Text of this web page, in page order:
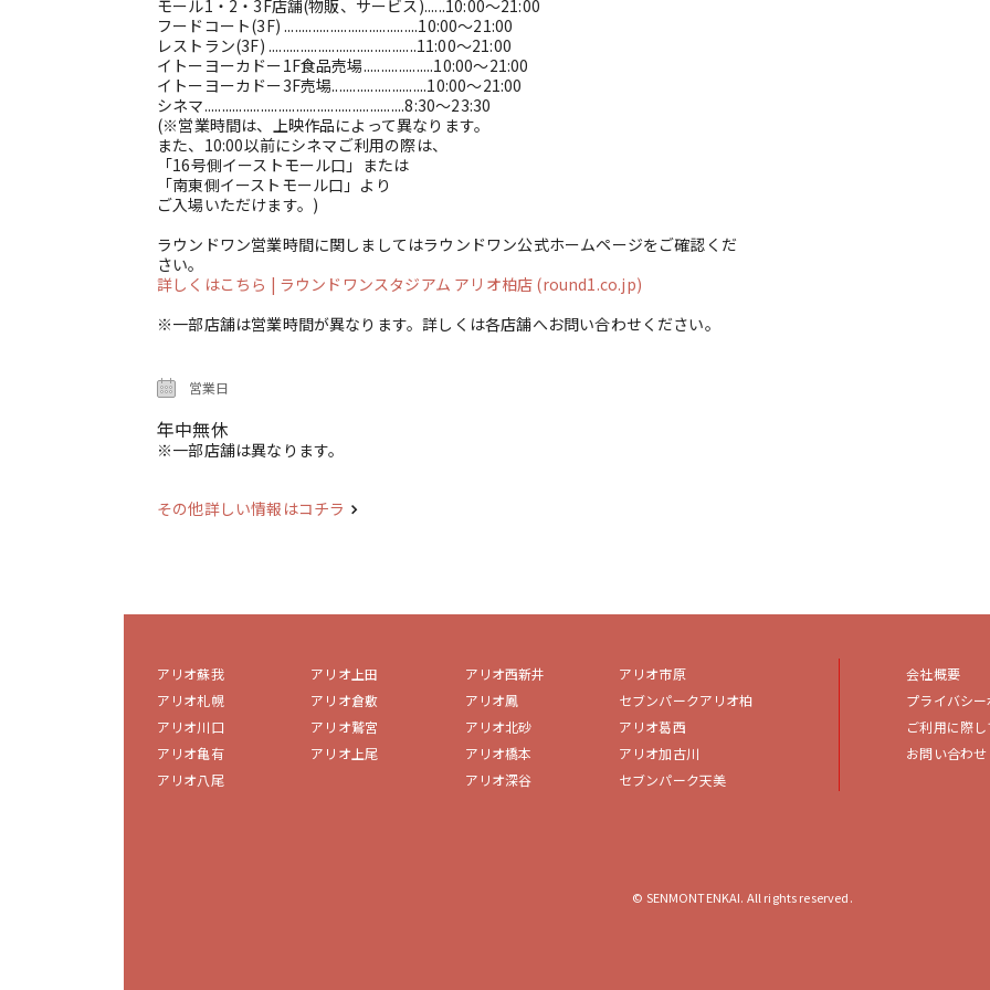
モール1・2・3F店舗(物販、サービス)......10:00～21:00
フードコート(3F) ......................................10:00～21:00
レストラン(3F) ..........................................11:00～21:00
イトーヨーカドー1F食品売場....................10:00～21:00
イトーヨーカドー3F売場...........................10:00～21:00
シネマ.........................................................8:30～23:30
(※営業時間は、上映作品によって異なります。
また、10:00以前にシネマご利用の際は、
「16号側イーストモール口」または
「南東側イーストモール口」より
ご入場いただけます。)
ラウンドワン営業時間に関しましてはラウンドワン公式ホームページをご確認くだ
さい。
詳しくはこちら | ラウンドワンスタジアム アリオ柏店 (round1.co.jp)
※一部店舗は営業時間が異なります。詳しくは各店舗へお問い合わせください。
営業日
年中無休
※一部店舗は異なります。
その他詳しい情報はコチラ
アリオ蘇我
アリオ札幌
アリオ川口
アリオ亀有
アリオ八尾
アリオ上田
アリオ倉敷
アリオ鷲宮
アリオ上尾
アリオ西新井
アリオ鳳
アリオ北砂
アリオ橋本
アリオ深谷
アリオ市原
セブンパークアリオ柏
アリオ葛西
アリオ加古川
セブンパーク天美
会社概要
プライバシ
ご利用に際
お問い合わせ
© SENMONTENKAI. All rights reserved.